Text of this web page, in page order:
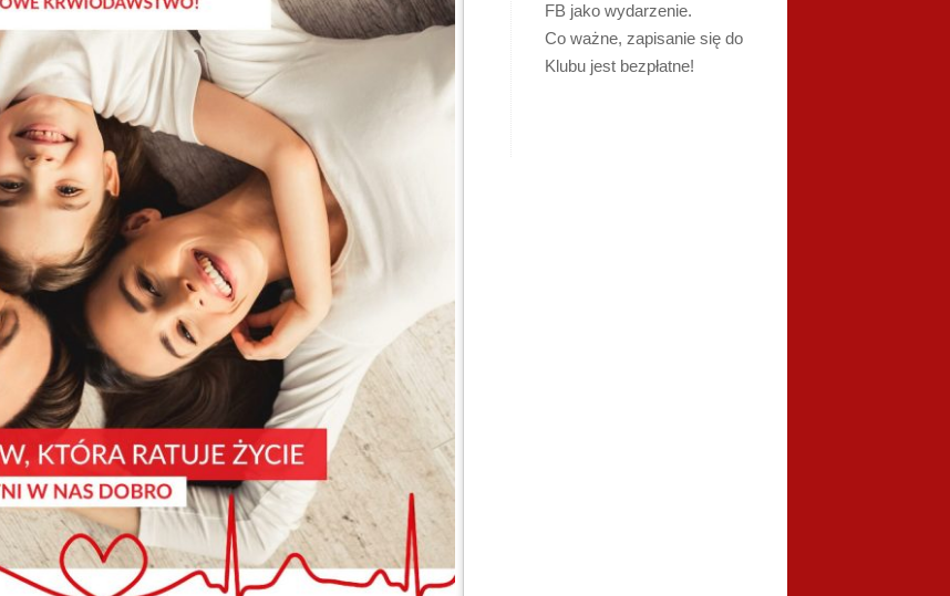
FB jako wydarzenie.
Co ważne, zapisanie się do
Klubu jest bezpłatne!